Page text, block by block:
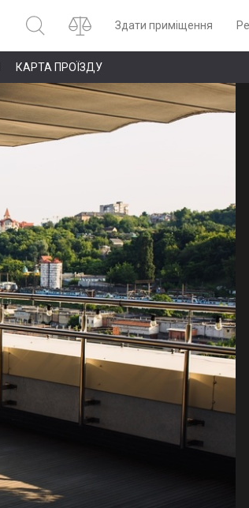
Здати приміщення
КАРТА ПРОЇЗДУ